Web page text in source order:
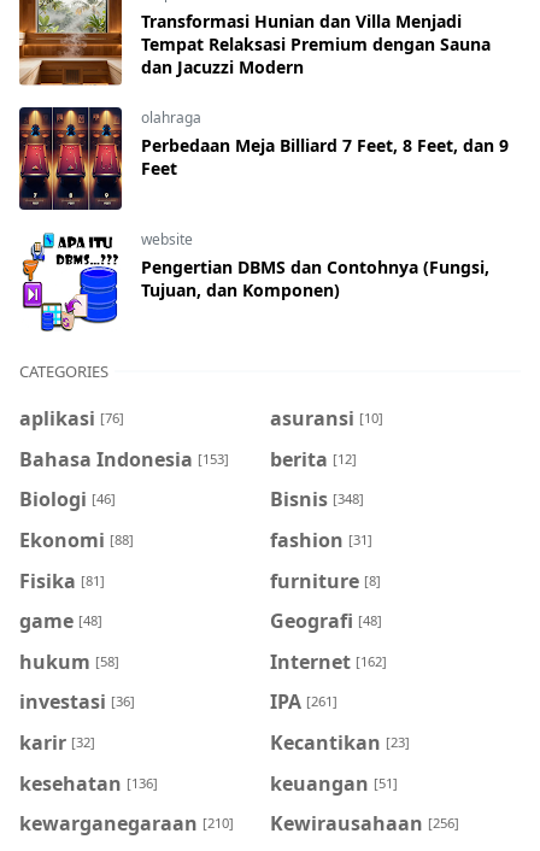
Transformasi Hunian dan Villa Menjadi
Tempat Relaksasi Premium dengan Sauna
dan Jacuzzi Modern
olahraga
Perbedaan Meja Billiard 7 Feet, 8 Feet, dan 9
Feet
website
Pengertian DBMS dan Contohnya (Fungsi,
Tujuan, dan Komponen)
CATEGORIES
aplikasi [76] asuransi [10]
Bahasa Indonesia [153] berita [12]
Biologi [46] Bisnis [348]
Ekonomi [88] fashion [31]
Fisika [81] furniture [8]
game [48] Geografi [48]
hukum [58] Internet [162]
investasi [36] IPA [261]
karir [32] Kecantikan [23]
kesehatan [136] keuangan [51]
kewarganegaraan [210] Kewirausahaan [256]